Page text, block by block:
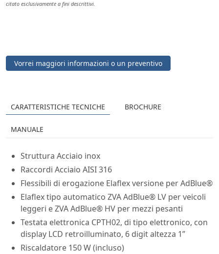
citato esclusivamente a fini descrittivi.
Vorrei maggiori informazioni o un preventivo
CARATTERISTICHE TECNICHE BROCHURE
MANUALE
Struttura Acciaio inox
Raccordi Acciaio AISI 316
Flessibili di erogazione Elaflex versione per AdBlue®
Elaflex tipo automatico ZVA AdBlue® LV per veicoli
leggeri e ZVA AdBlue® HV per mezzi pesanti
Testata elettronica CPTH02, di tipo elettronico, con
display LCD retroilluminato, 6 digit altezza 1”
Riscaldatore 150 W (incluso)